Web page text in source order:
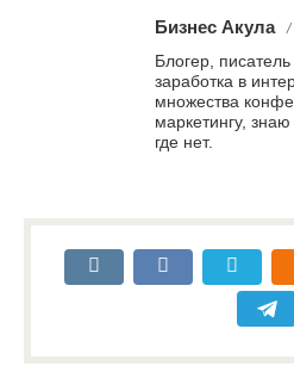
Бизнес Акула /
Блогер,
заработка в
множества
маркетингу,
где нет.